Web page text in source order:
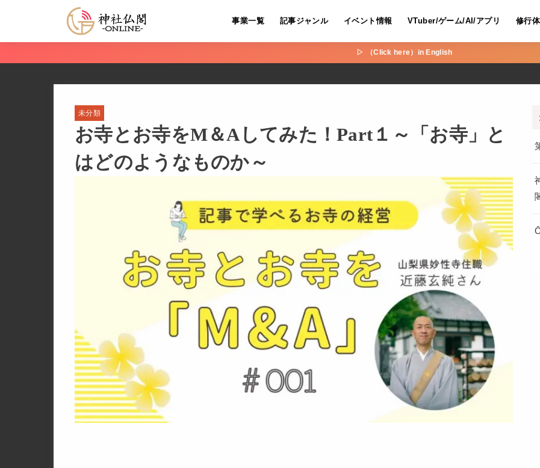
事業一覧 記事ジャンル イベント情報 VTuber/ゲーム/AI/アプリ 修行
▷ （Click here）in English
未分類
お寺とお寺をM＆Aしてみた！Part１～「お寺」と
はどのようなものか～